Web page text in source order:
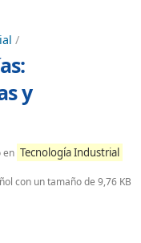
/
y
en Tecnología Industrial
con un tamaño de 9,76 KB